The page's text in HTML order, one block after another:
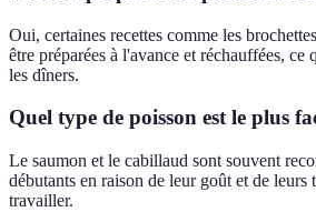
Oui, certaines recettes comme les
être préparées à l'avance et réchauffées, ce
les dîners.
Quel type de poisson est le plus
Le saumon et le cabillaud sont souvent
débutants en raison de leur goût et de leurs
travailler.